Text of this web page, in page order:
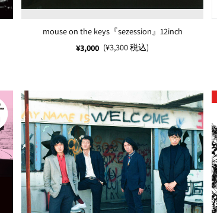
mouse on the keys『sezession』12inch
¥3,000 (¥3,300 税込)